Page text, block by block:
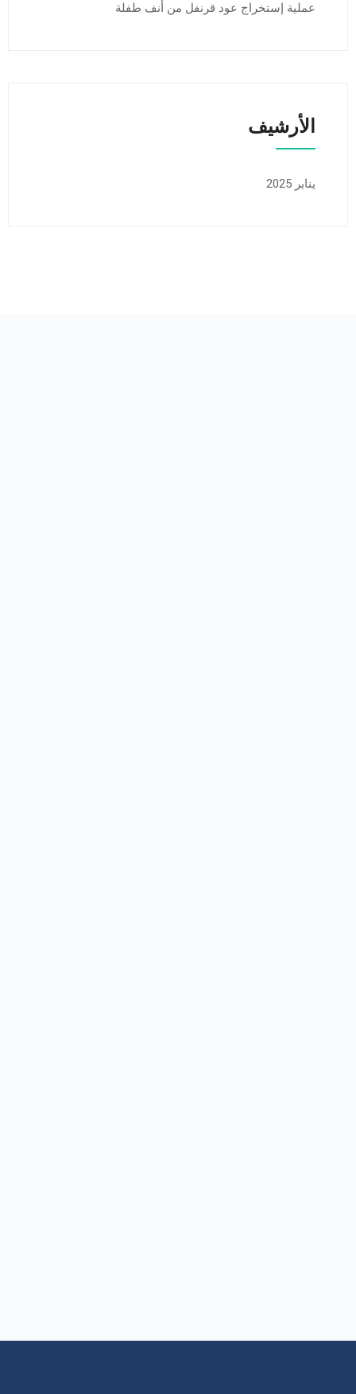
عملية إستخراج عود قرنفل من أنف طفلة
الأرشيف
يناير 2025